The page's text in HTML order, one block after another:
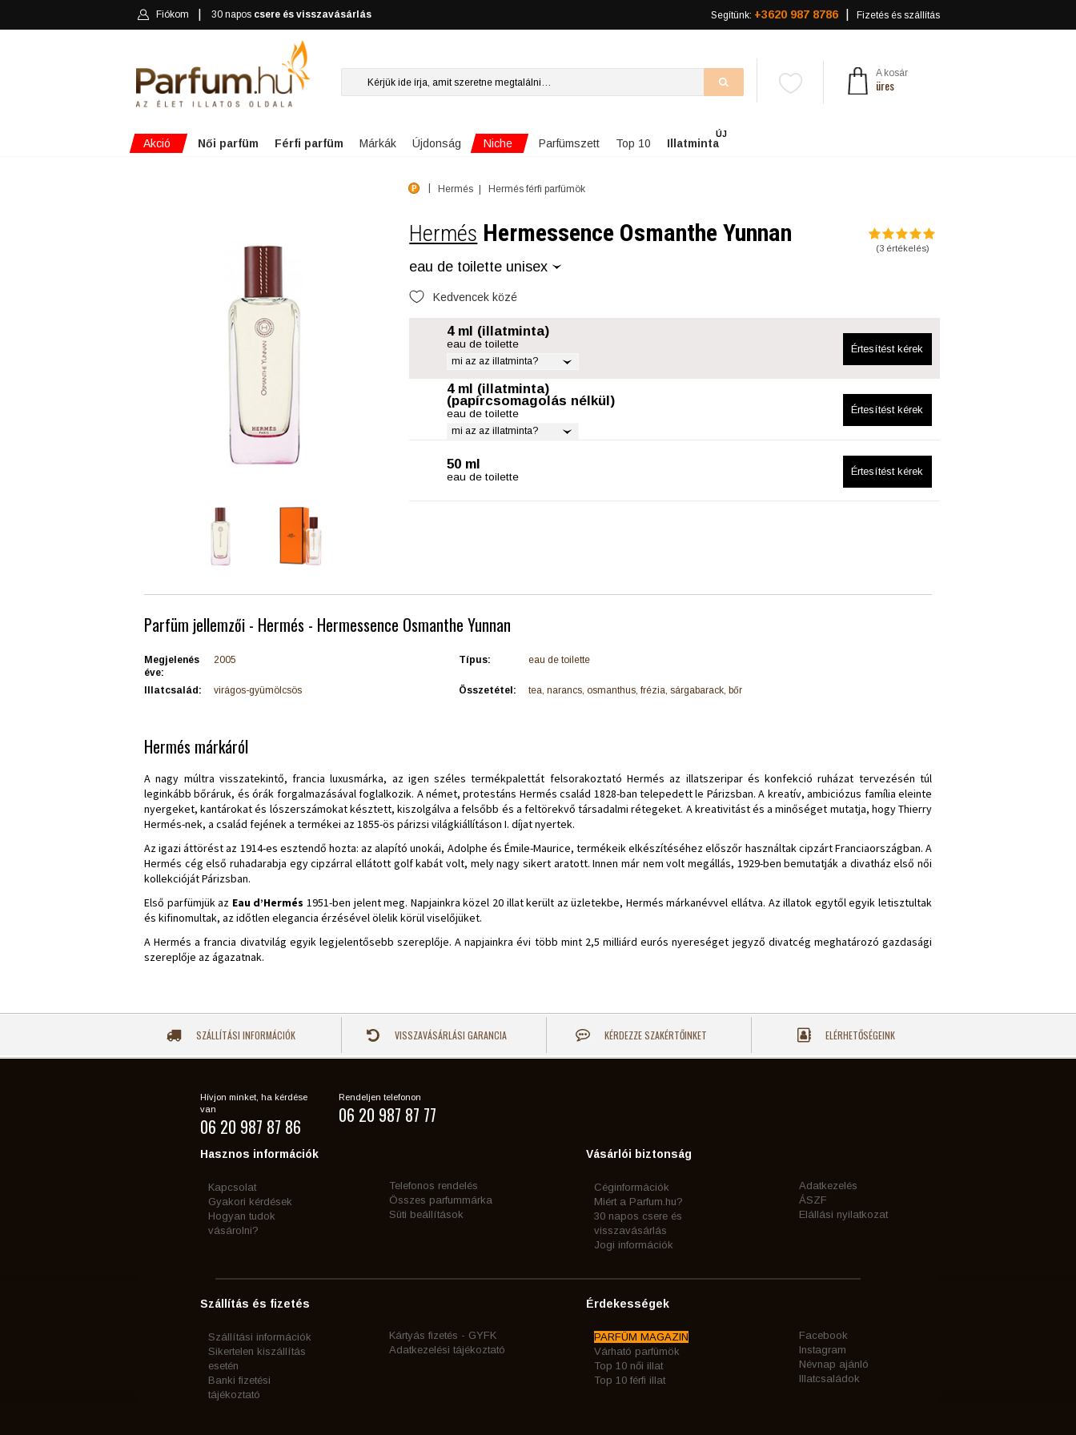
Fiókom 30 napos csere és visszavásárlás Segítünk: +3620 987 8786 Fizetés és szállítás
A kosár
üres
Akció Női parfüm Férfi parfüm Márkák Újdonság Niche Parfümszett Top 10 Illatminta
ÚJ
Hermés Hermés férfi parfümök
Hermés Hermessence Osmanthe Yunnan
eau de toilette unisex
Kedvencek közé
(3értékelés)
4 ml (illatminta)
eau de toilette
mi az az illatminta?
Értesítést kérek
4 ml (illatminta)
(papírcsomagolás nélkül)
eau de toilette
mi az az illatminta?
Értesítést kérek
50 ml
eau de toilette Értesítést kérek
Parfüm jellemzői - Hermés - Hermessence Osmanthe Yunnan
Megjelenés
éve:
2005 Típus: eau de toilette
Illatcsalád: virágos-gyümölcsös Összetétel: tea, narancs, osmanthus, frézia, sárgabarack, bőr
Hermés márkáról
A nagy múltra visszatekintő, francia luxusmárka, az igen széles termékpalettát felsorakoztató Hermés az illatszeripar és konfekció ruházat tervezésén túl
leginkább bőráruk, és órák forgalmazásával foglalkozik. A német, protestáns Hermés család 1828-ban telepedett le Párizsban. A kreatív, ambiciózus família eleinte
nyergeket, kantárokat és lószerszámokat késztett, kiszolgálva a felsőbb és a feltörekvő társadalmi rétegeket. A kreativitást és a minőséget mutatja, hogy Thierry
Hermés-nek, a család fejének a termékei az 1855-ös párizsi világkiállításon I. díjat nyertek.
Az igazi áttörést az 1914-es esztendő hozta: az alapító unokái, Adolphe és Émile-Maurice, termékeik elkészítéséhez előszőr használtak cipzárt Franciaországban. A
Hermés cég első ruhadarabja egy cipzárral ellátott golf kabát volt, mely nagy sikert aratott. Innen már nem volt megállás, 1929-ben bemutatják a divatház első női
kollekcióját Párizsban.
Első parfümjük az Eau d’Hermés 1951-ben jelent meg. Napjainkra közel 20 illat került az üzletekbe, Hermés márkanévvel ellátva. Az illatok egytől egyik letisztultak
és kifinomultak, az időtlen elegancia érzésével ölelik körül viselőjüket.
A Hermés a francia divatvilág egyik legjelentősebb szereplője. A napjainkra évi több mint 2,5 milliárd eurós nyereséget jegyző divatcég meghatározó gazdasági
szereplője az ágazatnak.
SZÁLLÍTÁSI INFORMÁCIÓK VISSZAVÁSÁRLÁSI GARANCIA KÉRDEZZE SZAKÉRTŐINKET ELÉRHETŐSÉGEINK
Hívjon minket, ha kérdése
van
06 20 987 87 86
Rendeljen telefonon
06 20 987 87 77
Hasznos információk
Kapcsolat
Gyakori kérdések
Hogyan tudok
vásárolni?
Telefonos rendelés
Összes parfummárka
Süti beállítások
Vásárlói biztonság
Céginformációk
Miért a Parfum.hu?
30 napos csere és
visszavásárlás
Jogi információk
Adatkezelés
ÁSZF
Elállási nyilatkozat
Szállítás és fizetés
Szállítási információk
Sikertelen kiszállítás
esetén
Banki fizetési
tájékoztató
Kártyás fizetés - GYFK
Adatkezelési tájékoztató
Érdekességek
PARFÜM MAGAZIN
Várható parfümök
Top 10 női illat
Top 10 férfi illat
Facebook
Instagram
Névnap ajánló
Illatcsaládok